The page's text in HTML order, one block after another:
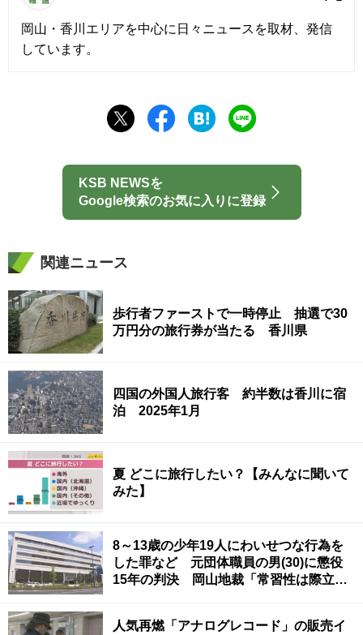
岡山・香川エリアを中心に日々ニュースを取材、発信
しています。
KSB NEWSを
Google検索のお気に入りに登録
関連ニュース
歩行者ファーストで一時停止 抽選で30
万円分の旅行券が当たる 香川県
四国の外国人旅行客 約半数は香川に宿
泊 2025年1月
夏 どこに旅行したい？【みんなに聞いて
みた】
8～13歳の少年19人にわいせつな行為を
した罪など 元団体職員の男(30)に懲役
15年の判決 岡山地裁「常習性は際立っ
人気再燃「アナログレコード」の販売イ